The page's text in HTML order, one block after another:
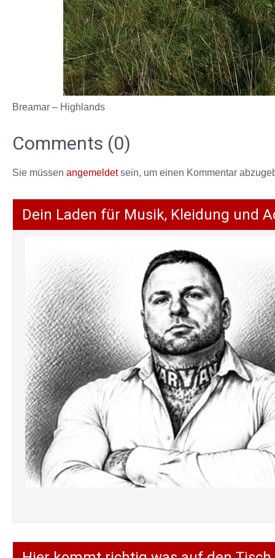
Breamar – Highlands
Comments (0)
Sie müssen angemeldetsein, um einen Kommentar
Dein Laden für Musik, Kleidung und